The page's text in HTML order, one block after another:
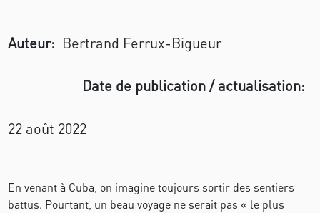
Auteur: Bertrand Ferrux-Bigueur
Date de publication / actualisation:
22 août 2022
En venant à Cuba, on imagine toujours sortir des sentiers
battus. Pourtant, un beau voyage ne serait pas « le plus